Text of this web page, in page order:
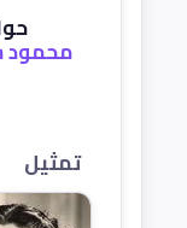
تمثيل